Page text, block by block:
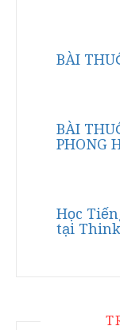
BÀI
BÀI
PHONG
Học
tại